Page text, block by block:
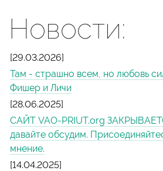
Новости:
[29.03.2026]
Там - страшно всем, но любовь
Фишер и Личи
[28.06.2025]
САЙТ VAO-PRIUT.org
давайте обсудим.
мнение.
[14.04.2025]